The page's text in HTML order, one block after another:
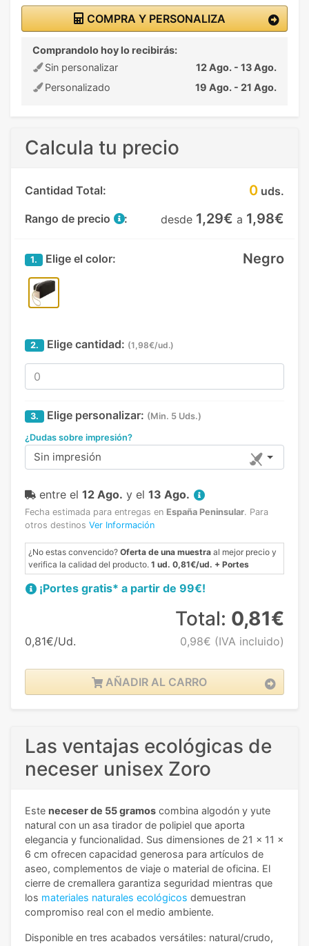
COMPRA Y PERSONALIZA
Comprandolo hoy lo recibirás:
Sin personalizar
12 Ago. - 13 Ago.
Personalizado
19 Ago. - 21 Ago.
Calcula tu precio
Cantidad Total: 0 uds.
Rango de precio
: desde 1,29€ a 1,98€
1. Elige el color: Negro
2. Elige cantidad: (1,98€/ud.)
3. Elige personalizar: (Min. 5 Uds.)
¿Dudas sobre impresión?
Sin impresión
entre el 12 Ago. y el 13 Ago.
Fecha estimada para entregas en España Peninsular. Para
otros destinos Ver Información
¿No estas convencido? Oferta de una muestra al mejor precio y
verifica la calidad del producto. 1 ud. 0,81€/ud. + Portes
¡Portes gratis* a partir de 99€!
0,81€/Ud.
Total: 0,81€
0,98€ (IVA incluido)
AÑADIR AL CARRO
Las ventajas ecológicas de
neceser unisex Zoro
Este neceser de 55 gramos combina algodón y yute
natural con un asa tirador de polipiel que aporta
elegancia y funcionalidad. Sus dimensiones de 21 x 11 x
6 cm ofrecen capacidad generosa para artículos de
aseo, complementos de viaje o material de oficina. El
cierre de cremallera garantiza seguridad mientras que
los materiales naturales ecológicos demuestran
compromiso real con el medio ambiente.
Disponible en tres acabados versátiles: natural/crudo,